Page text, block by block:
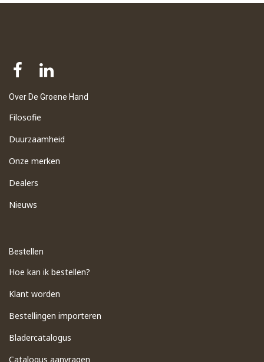
Over De Groene Hand
Filosofie
Duurzaamheid
Onze merken
Dealers
Nieuws
Bestellen
Hoe kan ik bestellen?
Klant worden
Bestellingen importeren
​Bladercatalogus
​Catalogus aanvragen